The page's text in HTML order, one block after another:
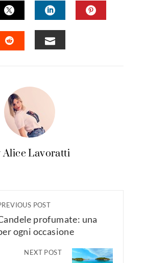
TWITTERLINKEDIN
Alice Lavoratti
POST
profumate: una
ogni occasione
NEXT POST